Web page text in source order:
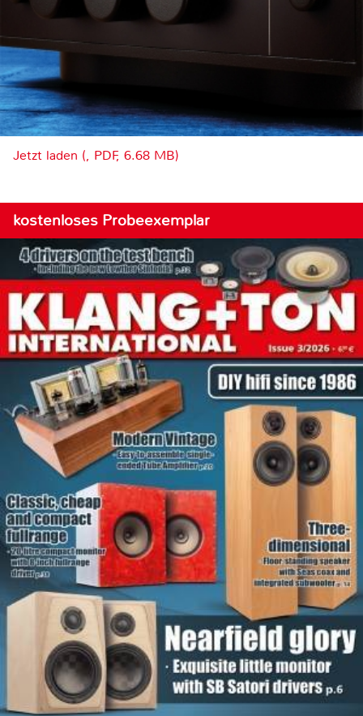
Jetzt laden (, PDF, 6.68 MB)
kostenloses Probeexemplar